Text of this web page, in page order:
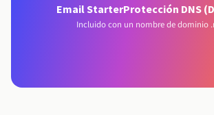
Email StarterProtección DNS
Incluido con un nombre de dominio